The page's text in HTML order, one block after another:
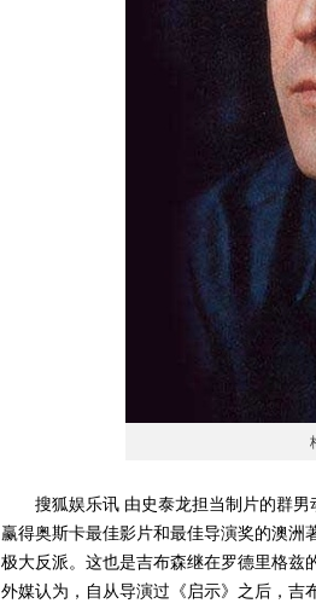
搜狐娱乐讯 由史泰龙担当制片的群男
赢得奥斯卡最佳影片和最佳导演奖的澳洲
极大反派。这也是吉布森继在罗德里格兹
外媒认为，自从导演过《启示》之后，吉